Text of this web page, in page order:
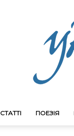
СТАТТІ ПОЕЗІЯ